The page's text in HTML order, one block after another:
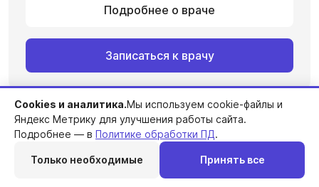
Подробнее о враче
Записаться к врачу
Cookies и аналитика.Мы используем cookie-файлы и
Яндекс Метрику для улучшения работы сайта.
Подробнее — в Политике обработки ПД.
Только необходимые Принять все